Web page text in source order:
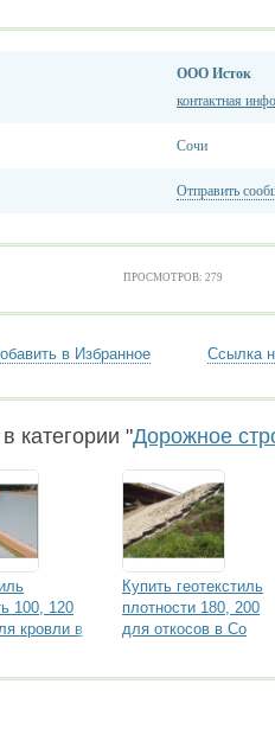
ООО Исток
контактная
Сочи
Отправить
ПРОСМОТРОВ: 279
в Избранное Ссылка
категории "Дорожное
100, 120
кровли в
Купить геотекстиль
плотности 180, 200
для откосов в Со